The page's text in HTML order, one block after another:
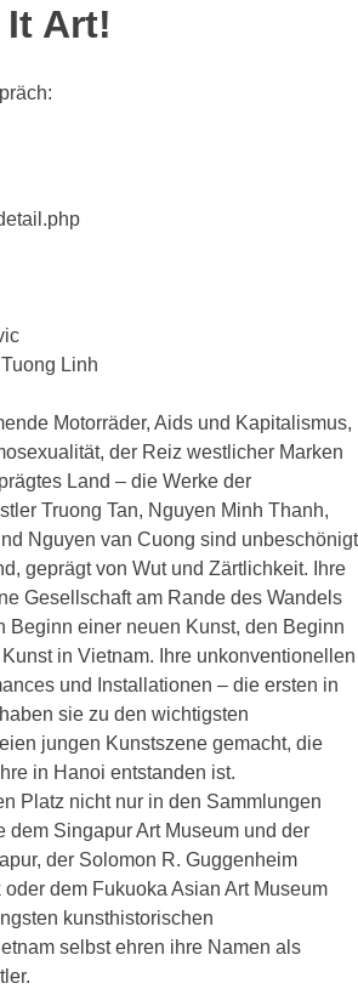
It Art!
Linh
Motorräder, Aids und Kapitalismus,
der Reiz westlicher Marken
Land – die Werke der
Truong Tan, Nguyen Minh Thanh,
Nguyen van Cuong sind unbeschönigt
geprägt von Wut und Zärtlichkeit. Ihre
Gesellschaft am Rande des Wandels
Beginn einer neuen Kunst, den Beginn
in Vietnam. Ihre unkonventionellen
und Installationen – die ersten in
sie zu den wichtigsten
jungen Kunstszene gemacht, die
in Hanoi entstanden ist.
Platz nicht nur in den Sammlungen
dem Singapur Art Museum und der
der Solomon R. Guggenheim
dem Fukuoka Asian Art Museum
kunsthistorischen
selbst ehren ihre Namen als